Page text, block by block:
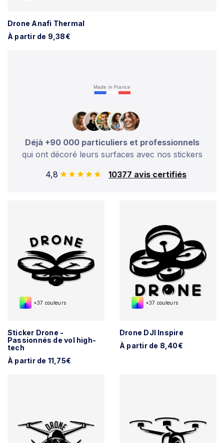
Drone Anafi Thermal
À partir de 9,38€
Made in France
Déjà +90 000 particuliers et professionnels
qui ont décoré leurs surfaces avec nos stickers
4,8
10377 avis certifiés
+37 couleurs
Sticker Drone -
Passionnés de vol high-
tech
À partir de 11,75€
+37 couleurs
Drone DJI Inspire
À partir de 8,40€